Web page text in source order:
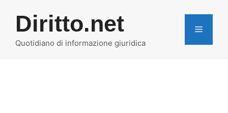
contenuto
Diritto.net
Quotidiano di informazione giuridica
MENU